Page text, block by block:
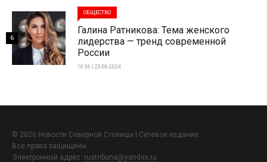
ОБЩЕСТВО
Галина Ратникова: Тема женского
лидерства — тренд современной
России
16:36 | 23-06-2024
6
© 2026 Новости Северной Столицы | Сетевое издание.
Все права защищены.
Электронный адрес: rustribuna@yandex.ru